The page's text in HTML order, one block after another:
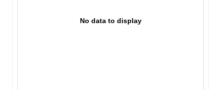
No data to display